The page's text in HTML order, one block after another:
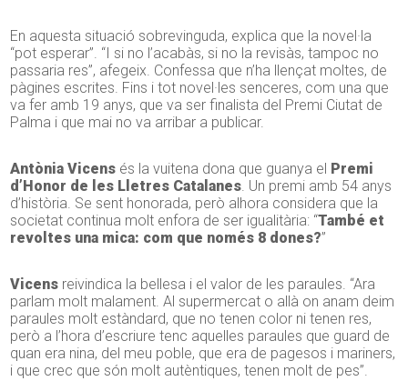
En aquesta situació sobrevinguda, explica que la novel·la
“pot esperar”. “I si no l’acabàs, si no la revisàs, tampoc no
passaria res”, afegeix. Confessa que n’ha llençat moltes, de
pàgines escrites. Fins i tot novel·les senceres, com una que
va fer amb 19 anys, que va ser finalista del Premi Ciutat de
Palma i que mai no va arribar a publicar.
Antònia Vicens és la vuitena dona que guanya el Premi
d’Honor de les Lletres Catalanes. Un premi amb 54 anys
d’història. Se sent honorada, però alhora considera que la
societat continua molt enfora de ser igualitària: “També et
revoltes una mica: com que només 8 dones?”
Vicens reivindica la bellesa i el valor de les paraules. “Ara
parlam molt malament. Al supermercat o allà on anam deim
paraules molt estàndard, que no tenen color ni tenen res,
però a l’hora d’escriure tenc aquelles paraules que guard de
quan era nina, del meu poble, que era de pagesos i mariners,
i que crec que són molt autèntiques, tenen molt de pes”.